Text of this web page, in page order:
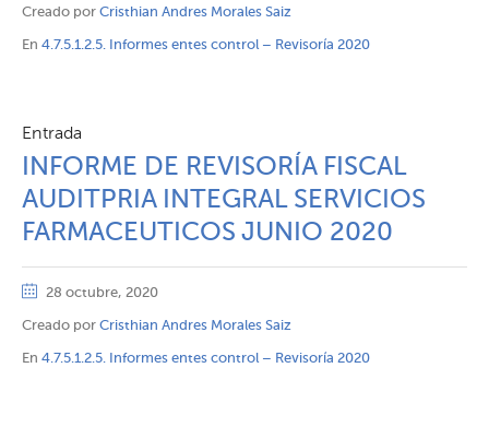
Creado por Cristhian Andres Morales Saiz
En 4.7.5.1.2.5. Informes entes control – Revisoría 2020
Entrada
INFORME DE REVISORÍA FISCAL
AUDITPRIA INTEGRAL SERVICIOS
FARMACEUTICOS JUNIO 2020
28 octubre, 2020
Creado por Cristhian Andres Morales Saiz
En 4.7.5.1.2.5. Informes entes control – Revisoría 2020